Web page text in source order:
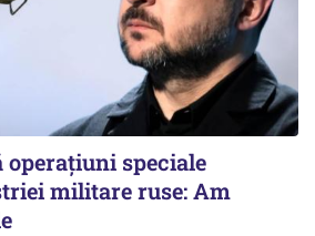
operațiuni speciale
militare ruse: Am